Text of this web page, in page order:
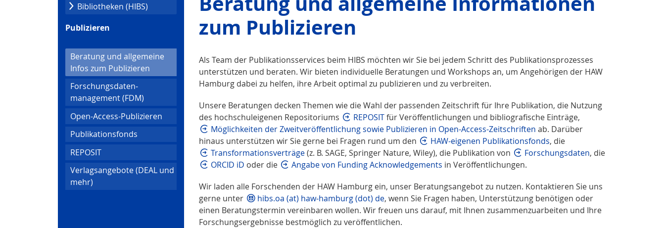
Bibliotheken (HIBS)
Publizieren
Beratung und allgemeine
Infos zum Publizieren
Forschungsdaten­
management (FDM)
Open-Access-Publizieren
Publikationsfonds
REPOSIT
Verlagsangebote (DEAL und
mehr)
zum Publizieren
Als Team der Publikationsservices beim HIBS möchten wir Sie bei jedem Schritt des Publikationsprozesses
unterstützen und beraten. Wir bieten individuelle Beratungen und Workshops an, um Angehörigen der HAW
Hamburg dabei zu helfen, ihre Arbeit optimal zu publizieren und zu verbreiten.
Unsere Beratungen decken Themen wie die Wahl der passenden Zeitschrift für Ihre Publikation, die Nutzung
des hochschuleigenen Repositoriums
REPOSITfür Veröffentlichungen und bibliografische Einträge,
Möglichkeiten der Zweitveröffentlichung sowie Publizieren in Open-Access-Zeitschriften ab. Darüber
hinaus unterstützen wir Sie gerne bei Fragen rund um den
HAW-eigenen Publikationsfonds, die
Transformationsverträge(z. B. SAGE, Springer Nature, Wiley), die Publikation von Forschungsdaten, die
ORCID iD oder die Angabe von Funding Acknowledgements in Veröffentlichungen.
Wir laden alle Forschenden der HAW Hamburg ein, unser Beratungsangebot zu nutzen. Kontaktieren Sie uns
gerne unter
hibs.oa (at) haw-hamburg (dot) de, wenn Sie Fragen haben, Unterstützung benötigen oder
einen Beratungstermin vereinbaren wollen. Wir freuen uns darauf, mit Ihnen zusammenzuarbeiten und Ihre
Forschungsergebnisse bestmöglich zu veröffentlichen.